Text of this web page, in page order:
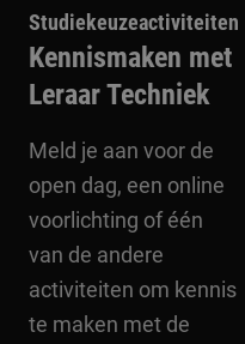
Studiekeuzeactiviteiten
Kennismaken met
Leraar Techniek
Meld je aan voor de
open dag, een online
voorlichting of één
van de andere
activiteiten om kennis
te maken met de